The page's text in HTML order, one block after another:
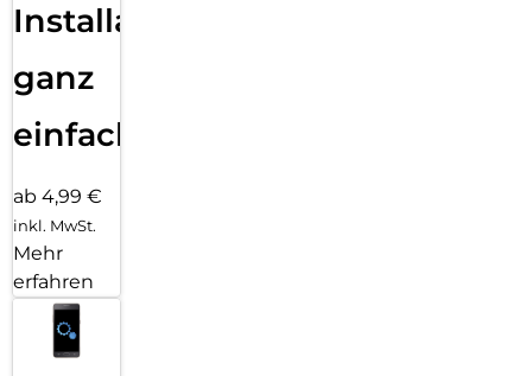
Installation
ganz
einfach
ab 4,99 €
inkl. MwSt.
Mehr
erfahren